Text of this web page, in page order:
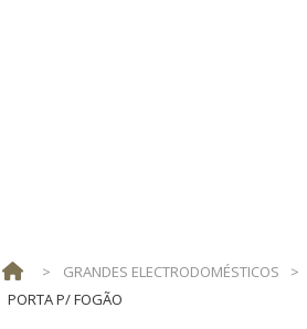
> GRANDES ELECTRODOMÉSTICOS >
PORTA P/ FOGÃO